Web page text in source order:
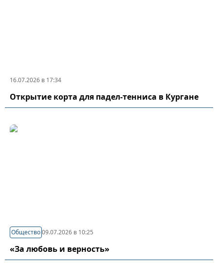
16.07.2026 в 17:34
Открытие корта для падел-тенниса в Кургане
Общество09.07.2026 в 10:25
«За любовь и верность»